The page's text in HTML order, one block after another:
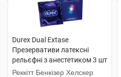
Durex Dual Extase
Презервативи латексні
рельєфні з анестетиком 3 шт
Реккітт Бенкізер Хелскер